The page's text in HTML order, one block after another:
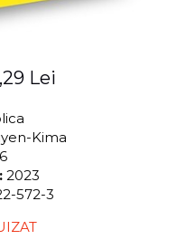
Lei
Kima
2023
572-3